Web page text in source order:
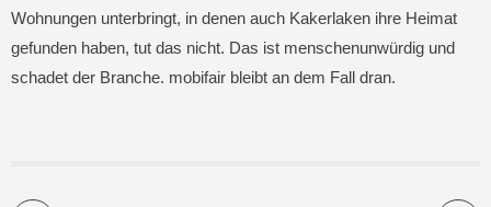
Wohnungen unterbringt, in denen auch Kakerlaken ihre Heimat
gefunden haben, tut das nicht. Das ist menschenunwürdig und
schadet der Branche. mobifair bleibt an dem Fall dran.